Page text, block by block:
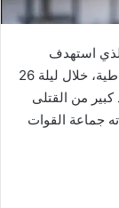
استهدف
كنيسة في شمال شرق جمهورية الكونغو الديمقراطية، خلال ليلة 26
من القتلى
جماعة القوات